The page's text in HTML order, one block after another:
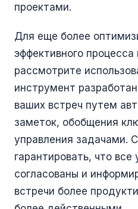
проектами.
Для еще более
эффективного
рассмотрите
инструмент
ваших встреч путем
заметок, обобщения
управления задачами.
гарантировать, что все
согласованы и
встречи более